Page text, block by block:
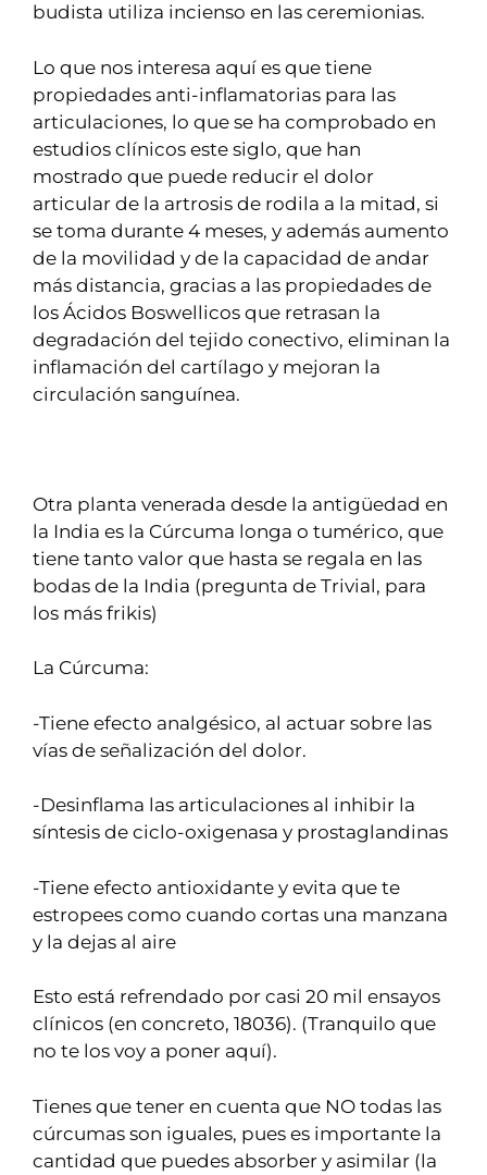
budista utiliza incienso en las ceremionias.
Lo que nos interesa aquí es que tiene
propiedades anti-inflamatorias para las
articulaciones, lo que se ha comprobado en
estudios clínicos este siglo, que han
mostrado que puede reducir el dolor
articular de la artrosis de rodila a la mitad, si
se toma durante 4 meses, y además aumento
de la movilidad y de la capacidad de andar
más distancia, gracias a las propiedades de
los Ácidos Boswellicos que retrasan la
degradación del tejido conectivo, eliminan la
inflamación del cartílago y mejoran la
circulación sanguínea.
Otra planta venerada desde la antigüedad en
la India es la Cúrcuma longa o tumérico, que
tiene tanto valor que hasta se regala en las
bodas de la India (pregunta de Trivial, para
los más frikis)
La Cúrcuma:
-Tiene efecto analgésico, al actuar sobre las
vías de señalización del dolor.
-Desinflama las articulaciones al inhibir la
síntesis de ciclo-oxigenasa y prostaglandinas
-Tiene efecto antioxidante y evita que te
estropees como cuando cortas una manzana
y la dejas al aire
Esto está refrendado por casi 20 mil ensayos
clínicos (en concreto, 18036). (Tranquilo que
no te los voy a poner aquí).
Tienes que tener en cuenta que NO todas las
cúrcumas son iguales, pues es importante la
cantidad que puedes absorber y asimilar (la